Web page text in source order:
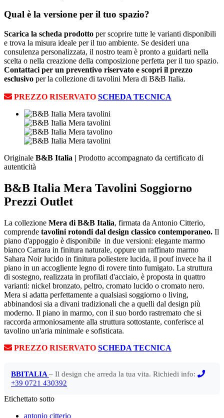
Qual è la versione per il tuo spazio?
Scarica la scheda prodotto per scoprire tutte le varianti disponibili
e trova la misura ideale per il tuo ambiente. Se desideri una
consulenza personalizzata, il nostro team è pronto a guidarti nella
scelta o nella creazione della composizione perfetta per il tuo spazio.
Contattaci per un preventivo riservato e scopri il prezzo
esclusivo per la collezione di tavolini Mera di B&B Italia.
PREZZO RISERVATO SCHEDA TECNICA
Originale B&B Italia | Prodotto accompagnato da certificato di
autenticità
B&B Italia Mera Tavolini Soggiorno
Prezzi Outlet
La collezione Mera di B&B Italia, firmata da Antonio Citterio,
comprende tavolini rotondi dal design classico contemporaneo. Il
piano d'appoggio è disponibile in due versioni: elegante marmo
bianco Carrara in finitura naturale, oppure un raffinato marmo
Sahara Noir lucido in finitura poliestere lucida, il pouf invece ha il
piano in un accogliente legno di rovere tinto fumigato. La struttura
di sostegno, realizzata in profilati d'acciaio, è proposta in quattro
varianti: nickel bronzato, peltro, cromato lucido o cromato nero.
Mera si adatta perfettamente a qualsiasi soggiorno o living,
abbinandosi sia a divani tradizionali che a quelli dal design più
moderno. Il piano in marmo, con il suo bordo rastremato che si
raccorda armoniosamente alla struttura sottostante, conferisce al
tavolino un'aria minimale e sofisticata.
PREZZO RISERVATO SCHEDA TECNICA
BBITALIA – Il design che arreda la tua vita. Richiedi info:
+39 0721 430392
Etichettato sotto
antonio citterio